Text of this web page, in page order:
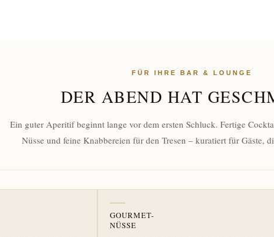
FÜR IHRE BAR & LOUNGE
DER ABEND HAT
Ein guter Aperitif beginnt lange vor dem ersten Schluck. Fertige
Nüsse und feine Knabbereien für den Tresen – kuratiert für Gäste,
GOURMET-
NÜSSE